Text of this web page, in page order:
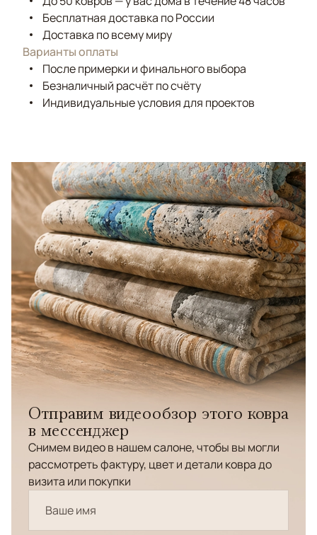
Бесплатная доставка по России
Доставка по всему миру
Варианты оплаты
После примерки и финального выбора
Безналичный расчёт по счёту
Индивидуальные условия для проектов
Отправим видеообзор этого ковра
в мессенджер
Снимем видео в нашем салоне, чтобы вы могли
рассмотреть фактуру, цвет и детали ковра до
визита или покупки